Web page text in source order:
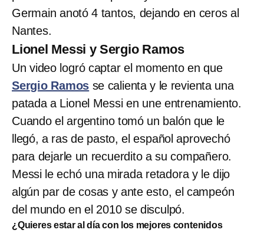
Germain anotó 4 tantos, dejando en ceros al
Nantes.
Lionel Messi y Sergio Ramos
Un video logró captar el momento en que
Sergio Ramos se calienta y le revienta una
patada a Lionel Messi en une entrenamiento.
Cuando el argentino tomó un balón que le
llegó, a ras de pasto, el español aprovechó
para dejarle un recuerdito a su compañero.
Messi le echó una mirada retadora y le dijo
algún par de cosas y ante esto, el campeón
del mundo en el 2010 se disculpó.
¿Quieres estar al día con los mejores contenidos